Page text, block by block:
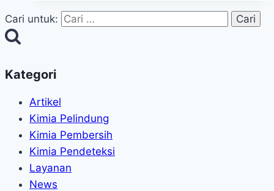
Cari untuk:
Kategori
Artikel
Kimia Pelindung
Kimia Pembersih
Kimia Pendeteksi
Layanan
News